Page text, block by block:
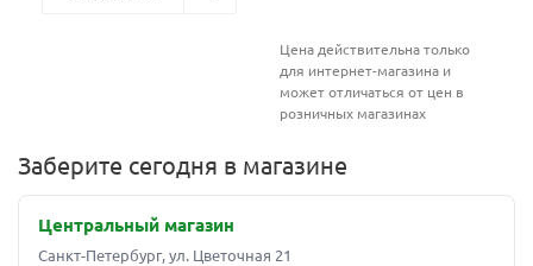
Цена действительна только
для интернет-магазина и
может отличаться от цен в
розничных магазинах
Заберите сегодня в магазине
Центральный магазин
Санкт-Петербург, ул. Цветочная 21